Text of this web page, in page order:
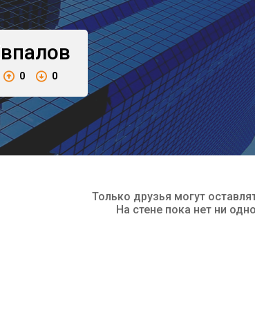
0 0
Только друзья могут
На стене пока нет ни